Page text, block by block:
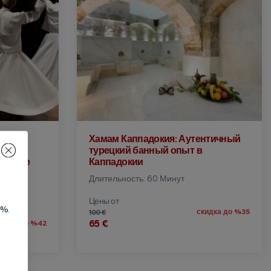
до %42
Хамам Каппадокия: Аутентичный
турецкий банный опыт в
Каппадокии
Длительность: 60 Минут
Цены от
100 €
65 €
скидка до %35